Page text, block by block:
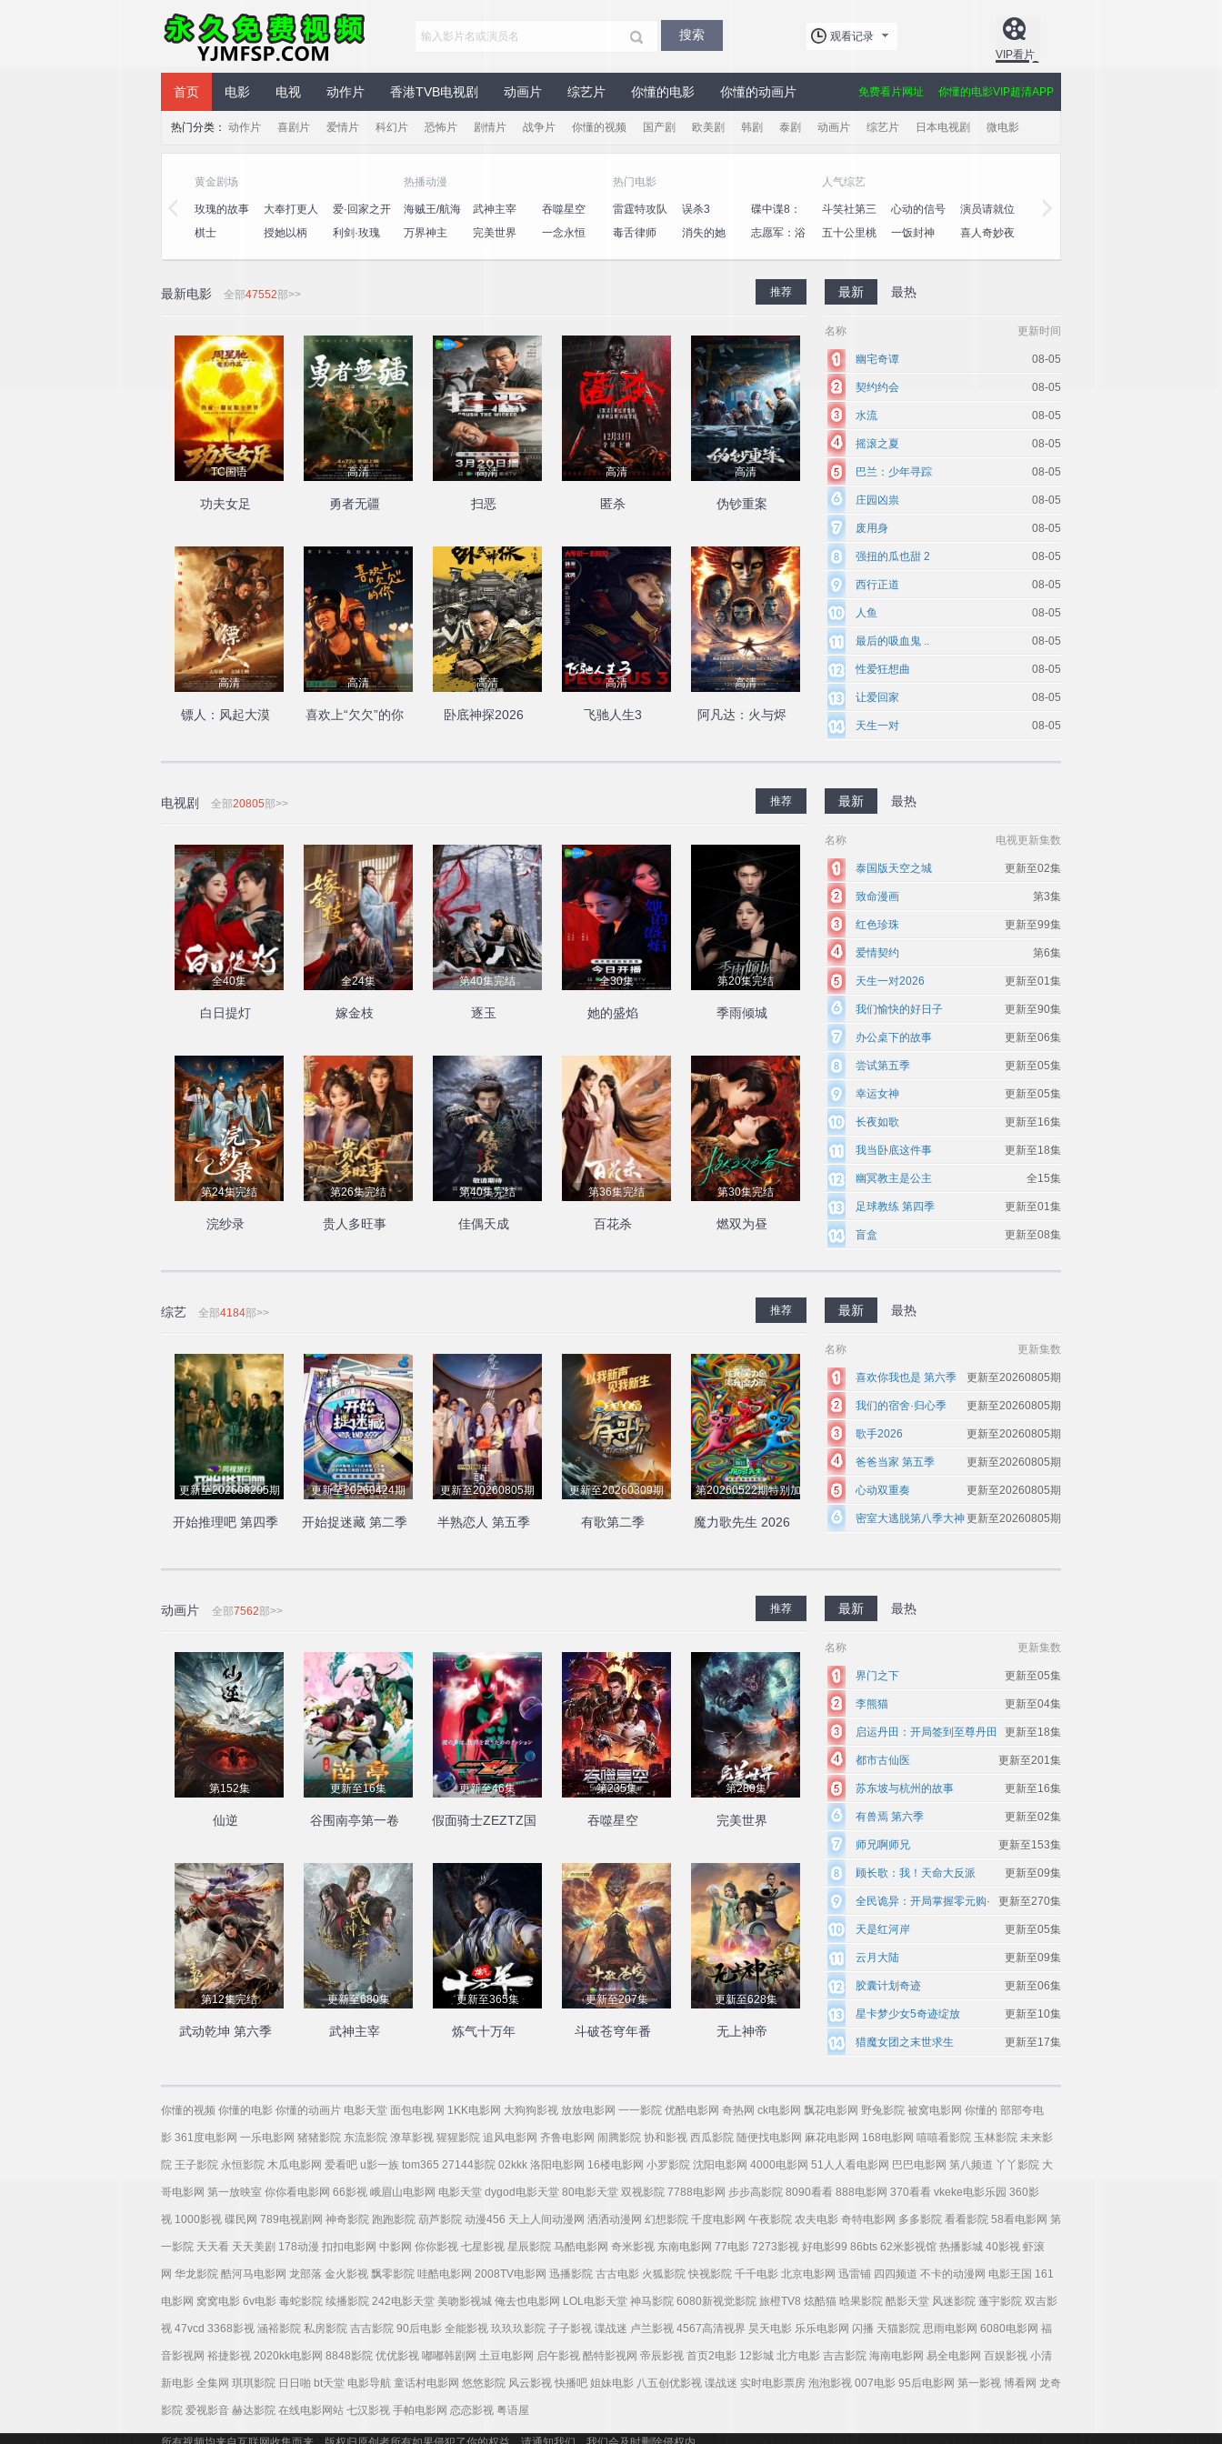
永久免费视频
观看记录
VIP看片
首页 电影 电视 动作片 香港TVB电视剧 动画片 综艺片 你懂的电影 你懂的动画片 你懂的电影VIP超清APP
免费看片网址
热门分类： 动作片 喜剧片 爱情片 科幻片 恐怖片 剧情片 战争片 你懂的视频 国产剧 欧美剧 韩剧 泰剧 动画片 综艺片 日本电视剧 微电影
黄金剧场
玫瑰的故事 大奉打更人
爱·回家之开
心速递
棋士 授她以柄 利剑·玫瑰
热播动漫
海贼王/航海
王
武神主宰
吞噬星空
万界神主
完美世界 一念永恒
热门电影
雷霆特攻队 误杀3
碟中谍8：
最终清算
毒舌律师 消失的她
志愿军：浴
人气综艺
斗笑社第三
季
心动的信号
第八季
演员请就位
第三季
五十公里桃
一饭封神
喜人奇妙夜
最新电影 全部47552部>> 推荐
TC国语
功夫女足
高清
勇者无疆
高清
扫恶
高清
匿杀
高清
伪钞重案
高清
镖人：风起大漠
高清
喜欢上“欠欠”的你
高清
卧底神探2026
高清
飞驰人生3
高清
阿凡达：火与烬
最新 最热
名称 更新时间
08-05
幽宅奇谭
08-05
契约约会
08-05
水流
08-05
摇滚之夏
08-05
巴兰：少年寻踪
08-05
庄园凶祟
08-05
废用身
08-05
强扭的瓜也甜 2
08-05
西行正道
08-05
人鱼
08-05
最后的吸血鬼 ..
08-05
性爱狂想曲
08-05
让爱回家
08-05
天生一对
电视剧 全部20805部>> 推荐
全40集
白日提灯
全24集
嫁金枝
第40集完结
逐玉
全30集
她的盛焰
第20集完结
季雨倾城
第24集完结
浣纱录
第26集完结
贵人多旺事
第40集完结
佳偶天成
第36集完结
百花杀
第30集完结
燃双为昼
最新 最热
名称 电视更新集数
更新至02集
泰国版天空之城
第3集
致命漫画
更新至99集
红色珍珠
第6集
爱情契约
更新至01集
天生一对2026
更新至90集
我们愉快的好日子
更新至06集
办公桌下的故事
更新至05集
尝试第五季
更新至05集
幸运女神
更新至16集
长夜如歌
更新至18集
我当卧底这件事
全15集
幽冥教主是公主
更新至01集
足球教练 第四季
更新至08集
盲盒
综艺 全部4184部>> 推荐
更新至202608205期
开始推理吧 第四季
更新至20260424期
开始捉迷藏 第二季
更新至20260805期
半熟恋人 第五季
更新至20260309期
有歌第二季
第20260522期特别加更
魔力歌先生 2026
最新 最热
名称 更新集数
更新至20260805期
喜欢你我也是 第六季
更新至20260805期
我们的宿舍·归心季
更新至20260805期
歌手2026
更新至20260805期
爸爸当家 第五季
更新至20260805期
心动双重奏
更新至20260805期
密室大逃脱第八季大神
动画片 全部7562部>> 推荐
第152集
仙逆
更新至16集
谷围南亭第一卷
更新至46集
假面骑士ZEZTZ国
第235集
吞噬星空
第280集
完美世界
第12集完结
武动乾坤 第六季
更新至680集
武神主宰
更新至365集
炼气十万年
更新至207集
斗破苍穹年番
更新至628集
无上神帝
最新 最热
名称 更新集数
更新至05集
界门之下
更新至04集
李熊猫
更新至18集
启运丹田：开局签到至尊丹田
更新至201集
都市古仙医
更新至16集
苏东坡与杭州的故事
更新至02集
有兽焉 第六季
更新至153集
师兄啊师兄
更新至09集
顾长歌：我！天命大反派
更新至270集
全民诡异：开局掌握零元购·
动态漫画 更新至05集
天是红河岸
更新至09集
云月大陆
更新至06集
胶囊计划奇迹
更新至10集
星卡梦少女5奇迹绽放
更新至17集
猎魔女团之末世求生
你懂的视频 你懂的电影 你懂的动画片 电影天堂 面包电影网 1KK电影网 大狗狗影视 放放电影网 一一影院 优酷电影网 奇热网 ck电影网 飘花电影网 野兔影院 被窝电影网 你懂的 部部夸电
影 361度电影网 一乐电影网 猪猪影院 东流影院 潦草影视 猩猩影院 追风电影网 齐鲁电影网 闹腾影院 协和影视 西瓜影院 随便找电影网 麻花电影网 168电影网 嘻嘻看影院 玉林影院 未来影
院 王子影院 永恒影院 木瓜电影网 爱看吧 u影一族 tom365 27144影院 02kkk 洛阳电影网 16楼电影网 小罗影院 沈阳电影网 4000电影网 51人人看电影网 巴巴电影网 第八频道 丫丫影院 大
哥电影网 第一放映室 你你看电影网 66影视 峨眉山电影网 电影天堂 dygod电影天堂 80电影天堂 双视影院 7788电影网 步步高影院 8090看看 888电影网 370看看 vkeke电影乐园 360影
视 1000影视 碟民网 789电视剧网 神奇影院 跑跑影院 葫芦影院 动漫456 天上人间动漫网 洒洒动漫网 幻想影院 千度电影网 午夜影院 农夫电影 奇特电影网 多多影院 看看影院 58看电影网 第
一影院 天天看 天天美剧 178动漫 扣扣电影网 中影网 你你影视 七星影视 星辰影院 马酷电影网 奇米影视 东南电影网 77电影 7273影视 好电影99 86bts 62米影视馆 热播影城 40影视 虾滚
网 华龙影院 酷河马电影网 龙部落 金火影视 飘零影院 哇酷电影网 2008TV电影网 迅播影院 古古电影 火狐影院 快视影院 千千电影 北京电影网 迅雷铺 四四频道 不卡的动漫网 电影王国 161
电影网 窝窝电影 6v电影 毒蛇影院 续播影院 242电影天堂 美吻影视城 俺去也电影网 LOL电影天堂 神马影院 6080新视觉影院 旅橙TV8 炫酷猫 晗果影院 酷影天堂 风迷影院 蓬宇影院 双吉影
视 47vcd 3368影视 涵裕影院 私房影院 吉吉影院 90后电影 全能影视 玖玖玖影院 子子影视 谍战迷 卢兰影视 4567高清视界 昊天电影 乐乐电影网 闪播 天猫影院 思雨电影网 6080电影网 福
音影视网 裕捷影视 2020kk电影网 8848影院 优优影视 嘟嘟韩剧网 土豆电影网 启午影视 酷特影视网 帝辰影视 首页2电影 12影城 北方电影 吉吉影院 海南电影网 易全电影网 百娱影视 小清
新电影 全集网 琪琪影院 日日啪 bt天堂 电影导航 童话村电影网 悠悠影院 风云影视 快播吧 姐妹电影 八五创优影视 谍战迷 实时电影票房 泡泡影视 007电影 95后电影网 第一影视 博看网 龙奇
影院 爱视影音 赫达影院 在线电影网站 七汉影视 手帕电影网 恋恋影视 粤语屋